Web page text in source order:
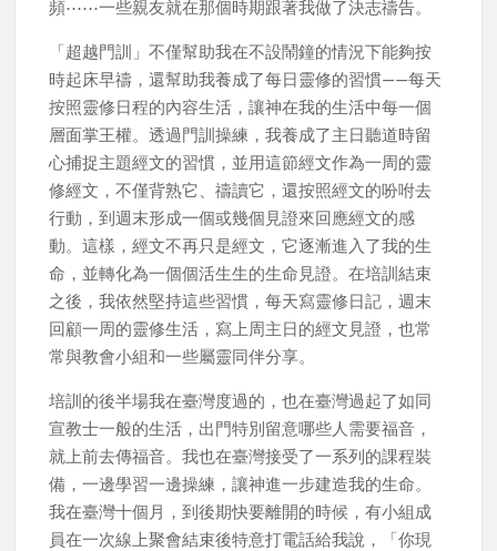
頻⋯⋯一些親友就在那個時期跟著我做了決志禱告。
「超越門訓」不僅幫助我在不設鬧鐘的情況下能夠按
時起床早禱，還幫助我養成了每日靈修的習慣——每天
按照靈修日程的內容生活，讓神在我的生活中每一個
層面掌王權。透過門訓操練，我養成了主日聽道時留
心捕捉主題經文的習慣，並用這節經文作為一周的靈
修經文，不僅背熟它、禱讀它，還按照經文的吩咐去
行動，到週末形成一個或幾個見證來回應經文的感
動。這樣，經文不再只是經文，它逐漸進入了我的生
命，並轉化為一個個活生生的生命見證。在培訓結束
之後，我依然堅持這些習慣，每天寫靈修日記，週末
回顧一周的靈修生活，寫上周主日的經文見證，也常
常與教會小組和一些屬靈同伴分享。
培訓的後半場我在臺灣度過的，也在臺灣過起了如同
宣教士一般的生活，出門特別留意哪些人需要福音，
就上前去傳福音。我也在臺灣接受了一系列的課程裝
備，一邊學習一邊操練，讓神進一步建造我的生命。
我在臺灣十個月，到後期快要離開的時候，有小組成
員在一次線上聚會結束後特意打電話給我說，「你現